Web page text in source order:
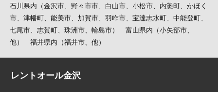
石川県内（金沢市、野々市市、白山市、小松市、内灘町、かほく
市、津幡町、能美市、加賀市、羽咋市、宝達志水町、中能登町、
七尾市、志賀町、珠洲市、輪島市） 富山県内（小矢部市、
他） 福井県内（福井市、他）
レントオール金沢